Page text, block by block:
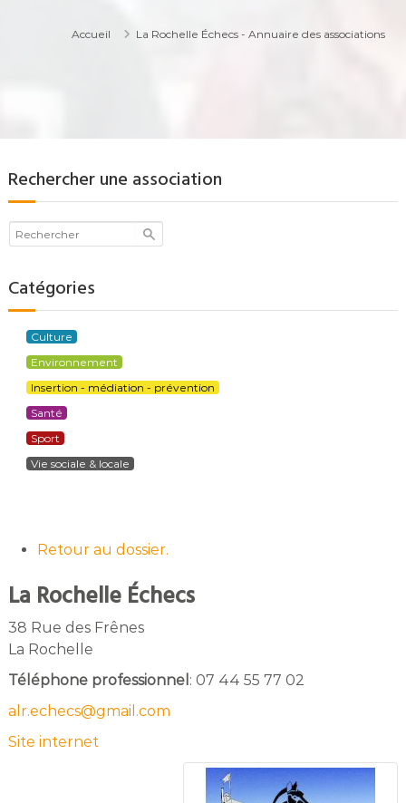
Accueil La Rochelle Échecs - Annuaire des associations
Rechercher une association
Catégories
Culture
Environnement
Insertion - médiation - prévention
Santé
Sport
Vie sociale & locale
Retour au dossier.
La Rochelle Échecs
38 Rue des Frênes
La Rochelle
Téléphone professionnel : 07 44 55 77 02
alr.echecs@gmail.com
Site internet